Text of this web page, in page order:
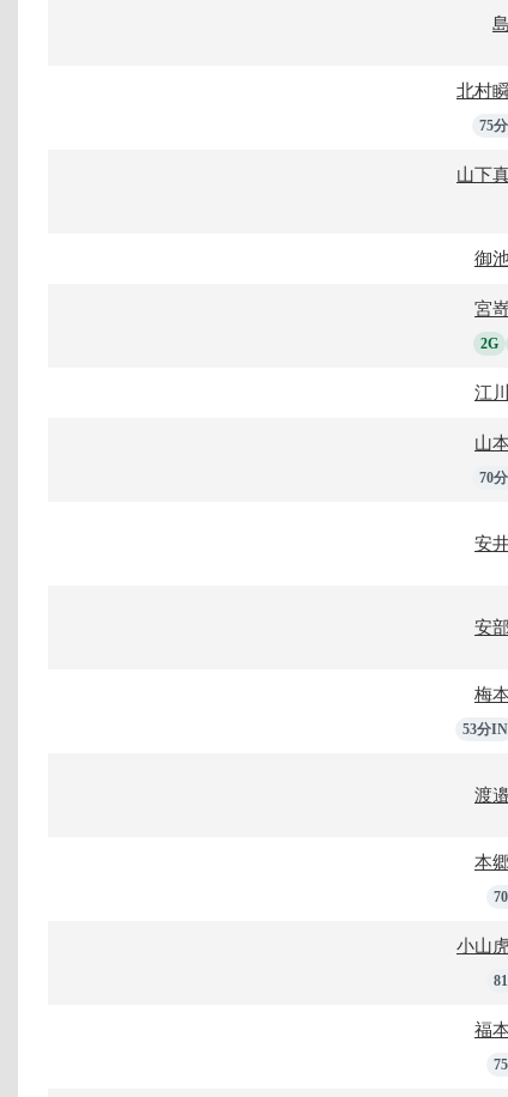
北村
75
山下
御
宮
2G
江
山
70
安
安
梅
53分IN
渡
本
小山
福